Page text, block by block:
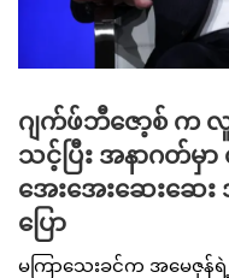
ဂျက်ဖ်ဘီဇော့စ် က
သင့်ပြီး အနာဂတ်မှ
အေးအေးဆေးဆ
ပြော
မကြာသေးခင်က အမေဇု